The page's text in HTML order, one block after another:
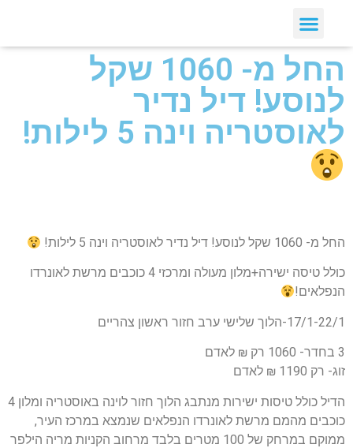
החל מ- 1060 שקל
לנוסע! דיל נדיר
לאוסטריה וינה 5 לילות!
החל מ- 1060 שקל לנוסע! דיל נדיר לאוסטריה וינה 5 לילות!
כולל טיסה ישירה+מלון מעולה ומרכזי 4 כוכבים מרשת לאונרדו
הנפלאים!
17/1-22/1-הלוך שלישי ערב חזור ראשון צהריים
3 בחדר- 1060 רק ₪ לאדם
זוג- רק 1190 ₪ לאדם
הדיל כולל טיסות ישירות מנתבג הלוך חזור לוינה באוסטריה ומלון 4
כוכבים מהמם מרשת לאונרדו הנפלאים שנמצא במרכז העיר,
ממוקם במרחק של 100 מטרים בלבד מרחוב הקניות מריה הילפר